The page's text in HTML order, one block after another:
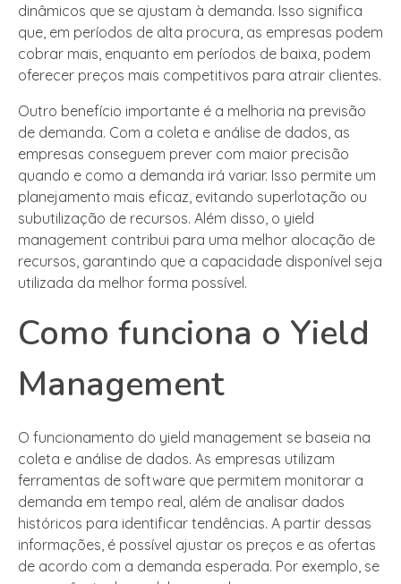
dinâmicos que se ajustam à demanda. Isso significa
que, em períodos de alta procura, as empresas podem
cobrar mais, enquanto em períodos de baixa, podem
oferecer preços mais competitivos para atrair clientes.
Outro benefício importante é a melhoria na previsão
de demanda. Com a coleta e análise de dados, as
empresas conseguem prever com maior precisão
quando e como a demanda irá variar. Isso permite um
planejamento mais eficaz, evitando superlotação ou
subutilização de recursos. Além disso, o yield
management contribui para uma melhor alocação de
recursos, garantindo que a capacidade disponível seja
utilizada da melhor forma possível.
Como funciona o Yield
Management
O funcionamento do yield management se baseia na
coleta e análise de dados. As empresas utilizam
ferramentas de software que permitem monitorar a
demanda em tempo real, além de analisar dados
históricos para identificar tendências. A partir dessas
informações, é possível ajustar os preços e as ofertas
de acordo com a demanda esperada. Por exemplo, se